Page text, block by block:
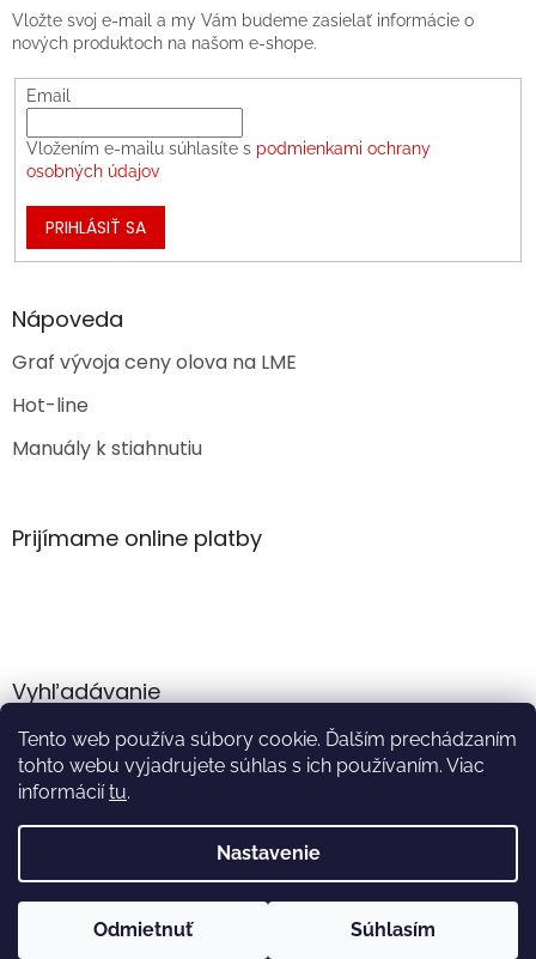
Tento web používa súbory cookie. Ďalším prechádzaním
tohto webu vyjadrujete súhlas s ich používaním. Viac
informáciítu.
Nastavenie
Odmietnuť Súhlasím
Vložte svoj e-mail a my Vám budeme zasielať informácie o
nových produktoch na našom e-shope.
Email
Vložením e-mailu súhlasíte s podmienkami ochrany
osobných údajov
PRIHLÁSIŤ SA
Nápoveda
Graf vývoja ceny olova na LME
Hot-line
Manuály k stiahnutiu
Prijímame online platby
Vyhľadávanie
HĽADAŤ
Vytvoril Shoptet
Copyright 2026Akumulator.sk . Všetky práva vyhradené.